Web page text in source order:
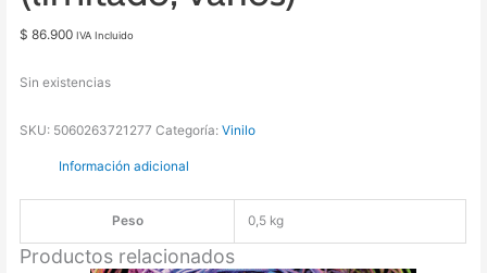
$ 86.900 IVA Incluido
Sin existencias
SKU: 5060263721277 Categoría:Vinilo
Información adicional
Peso 0,5 kg
Productos relacionados